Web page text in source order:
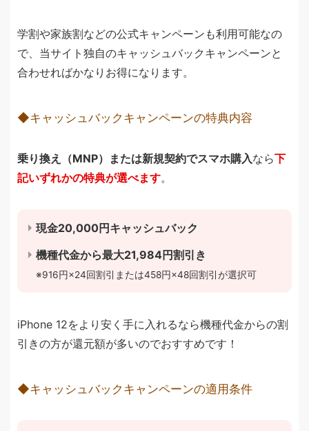
学割や家族割などの公式キャンペーンも利用可能なの
で、当サイト独自のキャッシュバックキャンペーンと
合わせればかなりお得になります。
◆キャッシュバックキャンペーンの特典内容
乗り換え（MNP）または新規契約でスマホ購入なら下
記いずれかの特典が選べます。
現金20,000円キャッシュバック
機種代金から最大21,984円割引き
916円×24回割引または458円×48回割引が選択可
iPhone 12をより安く手に入れるなら機種代金からの割
引きの方が還元額が多いのでおすすめです！
◆キャッシュバックキャンペーンの適用条件